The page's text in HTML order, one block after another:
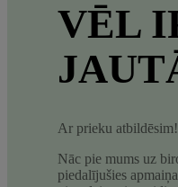
VĒL
Ar prieku atbildēsim!
Nāc pie mums uz
piedalījušies